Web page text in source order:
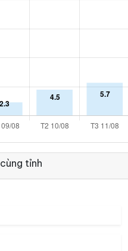
tỉnh